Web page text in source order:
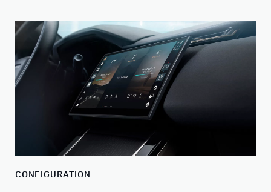
CONFIGURATION